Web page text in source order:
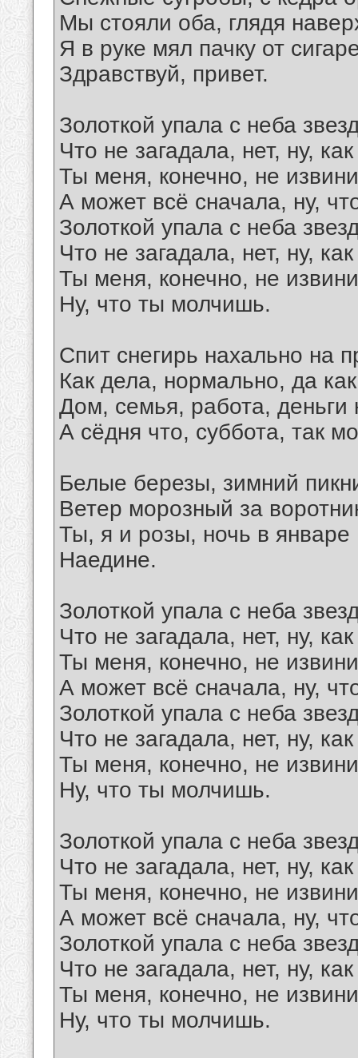
Мы стояли оба, глядя
Я в руке мял пачку от
Здравствуй, привет.
Золоткой упала с неба
Что не загадала, нет, ну,
Ты меня, конечно, не
А может всё сначала, ну,
Золоткой упала с неба
Что не загадала, нет, ну,
Ты меня, конечно, не
Ну, что ты молчишь.
Спит снегирь нахально на
Как дела, нормально, да
Дом, семья, работа, деньги
А сёдня что, суббота, так
Белые березы, зимний
Ветер морозный за
Ты, я и розы, ночь в январе
Наедине.
Золоткой упала с неба
Что не загадала, нет, ну,
Ты меня, конечно, не
А может всё сначала, ну,
Золоткой упала с неба
Что не загадала, нет, ну,
Ты меня, конечно, не
Ну, что ты молчишь.
Золоткой упала с неба
Что не загадала, нет, ну,
Ты меня, конечно, не
А может всё сначала, ну,
Золоткой упала с неба
Что не загадала, нет, ну,
Ты меня, конечно, не
Ну, что ты молчишь.